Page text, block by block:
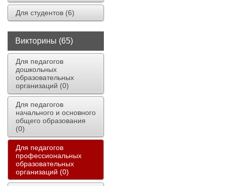
Для студентов (6)
Викторины (65)
Для педагогов
дошкольных
образовательных
организаций (0)
Для педагогов
начального и основного
общего образования
(0)
Для педагогов
профессиональных
образовательных
организаций (0)